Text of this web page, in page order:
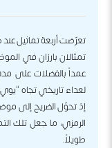
تعرّضت أربعة تماثيل
تمثالان بارزان في
عمداً بالفضلات على
لعداء تاريخي تجاه
إذ تحوّل الضريح إلى
الرمزي، ما جعل تلك
طويلاً.